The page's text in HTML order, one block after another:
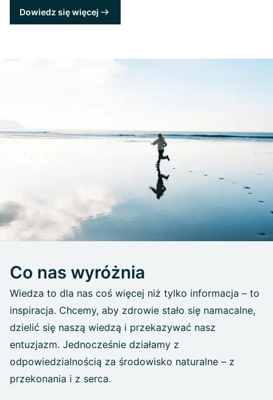
Dowiedz się więcej
Co nas wyróżnia
Wiedza to dla nas coś więcej niż tylko informacja – to
inspiracja. Chcemy, aby zdrowie stało się namacalne,
dzielić się naszą wiedzą i przekazywać nasz
entuzjazm. Jednocześnie działamy z
odpowiedzialnością za środowisko naturalne – z
przekonania i z serca.